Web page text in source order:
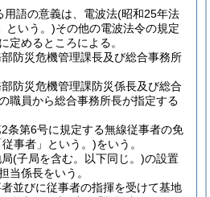
用語の意義は、電波法(昭和25年法
という。)その他の電波法令の規定
に定めるところによる。
防災危機管理課長及び総合事務所
防災危機管理課防災係長及び総合
職員から総合事務所長が指定する
第6号に規定する無線従事者の免
事者」という。)をいう。
(子局を含む。以下同じ。)の設置
当係長をいう。
並びに従事者の指揮を受けて基地